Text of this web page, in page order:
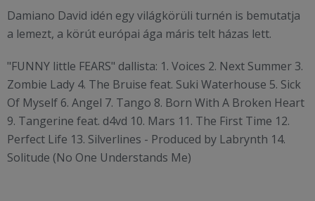
Damiano David idén egy világkörüli turnén is bemutatja
a lemezt, a körút európai ága máris telt házas lett.
"FUNNY little FEARS" dallista: 1. Voices 2. Next Summer 3.
Zombie Lady 4. The Bruise feat. Suki Waterhouse 5. Sick
Of Myself 6. Angel 7. Tango 8. Born With A Broken Heart
9. Tangerine feat. d4vd 10. Mars 11. The First Time 12.
Perfect Life 13. Silverlines - Produced by Labrynth 14.
Solitude (No One Understands Me)